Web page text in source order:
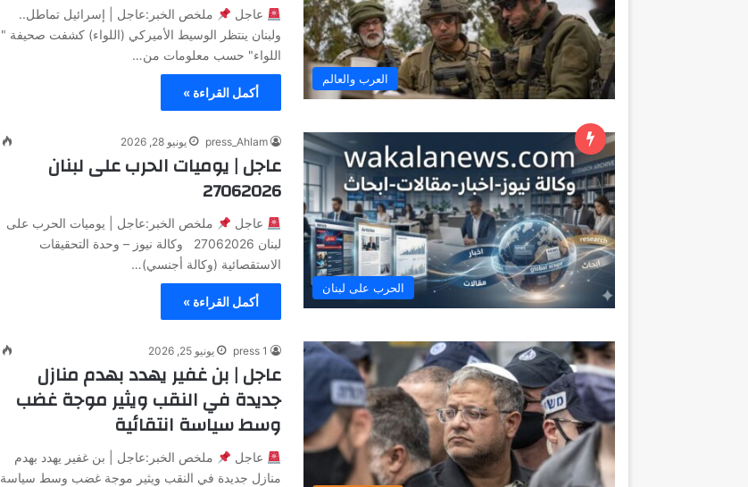
العرب والعالم
عاجل
ملخص الخبر:عاجل | إسرائيل تماطل..
ولبنان ينتظر الوسيط الأميركي (اللواء) كشفت صحيفة "
اللواء" حسب معلومات من…
أكمل القراءة »
الحرب على لبنان
press_Ahlam يونيو 28, 2026
عاجل | يوميات الحرب على لبنان
27062026
عاجل
ملخص الخبر:عاجل | يوميات الحرب على
لبنان 27062026 وكالة نيوز – وحدة التحقيقات
الاستقصائية (وكالة أجنسي)…
أكمل القراءة »
press 1 يونيو 25, 2026
عاجل | بن غفير يهدد بهدم منازل
جديدة في النقب ويثير موجة غضب
وسط سياسة انتقائية
عاجل
ملخص الخبر:عاجل | بن غفير يهدد بهدم
منازل جديدة في النقب ويثير موجة غضب وسط سياسة